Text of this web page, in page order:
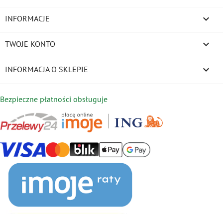
INFORMACJE 
TWOJE KONTO 
INFORMACJA O SKLEPIE keyboard_arrow_down
Bezpieczne płatności obsługuje